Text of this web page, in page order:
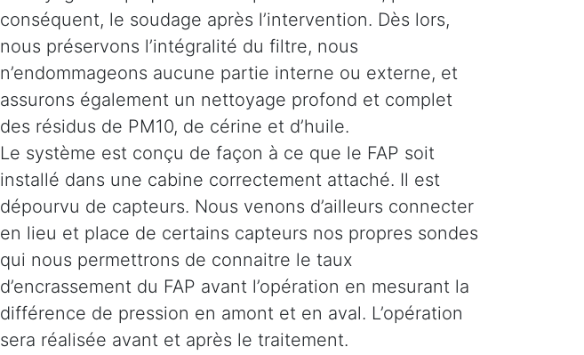
conséquent, le soudage après l’intervention. Dès lors,
nous préservons l’intégralité du filtre, nous
n’endommageons aucune partie interne ou externe, et
assurons également un nettoyage profond et complet
des résidus de PM10, de cérine et d’huile.
Le système est conçu de façon à ce que le FAP soit
installé dans une cabine correctement attaché. Il est
dépourvu de capteurs. Nous venons d’ailleurs connecter
en lieu et place de certains capteurs nos propres sondes
qui nous permettrons de connaitre le taux
d’encrassement du FAP avant l’opération en mesurant la
différence de pression en amont et en aval. L’opération
sera réalisée avant et après le traitement.